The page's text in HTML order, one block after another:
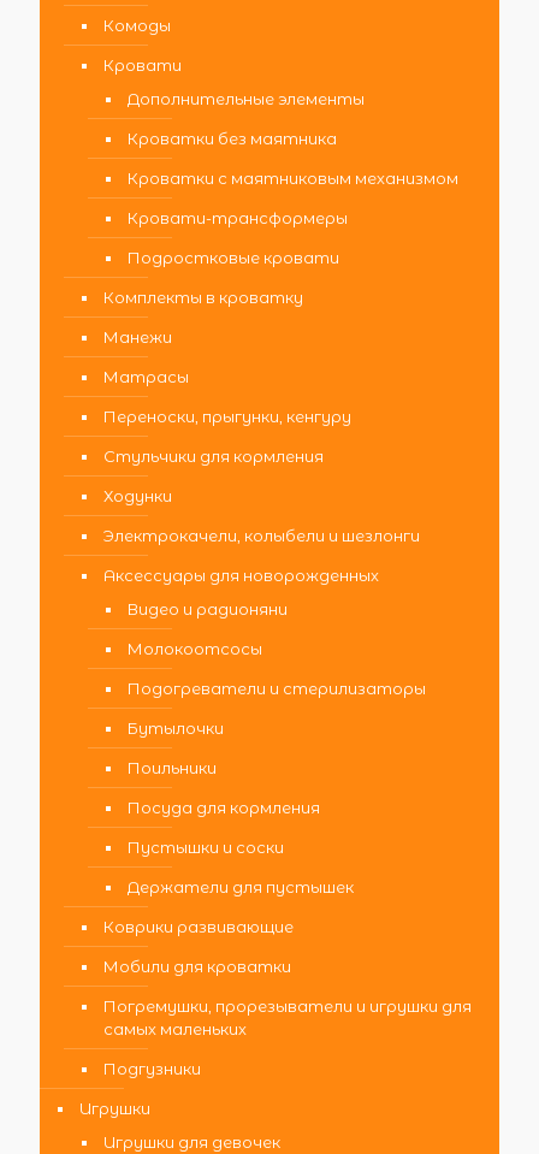
Комоды
Кровати
Дополнительные элементы
Кроватки без маятника
Кроватки с маятниковым механизмом
Кровати-трансформеры
Подростковые кровати
Комплекты в кроватку
Манежи
Матрасы
Переноски, прыгунки, кенгуру
Стульчики для кормления
Ходунки
Электрокачели, колыбели и шезлонги
Аксессуары для новорожденных
Видео и радионяни
Молокоотсосы
Подогреватели и стерилизаторы
Бутылочки
Поильники
Посуда для кормления
Пустышки и соски
Держатели для пустышек
Коврики развивающие
Мобили для кроватки
Погремушки, прорезыватели и игрушки для
самых маленьких
Подгузники
Игрушки
Игрушки для девочек